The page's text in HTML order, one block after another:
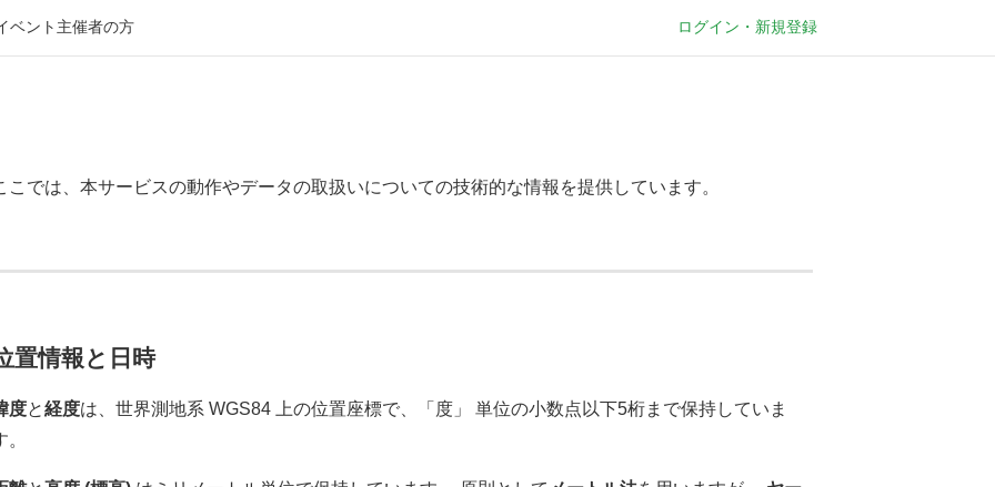
ベント主催者の方 ログイン・新規登録
こでは、本サービスの動作やデータの取扱いについての技術的な情報を提供しています。
置情報と日時
度と経度は、世界測地系 WGS84 上の位置座標で、「度」 単位の小数点以下5桁まで保持していま
。